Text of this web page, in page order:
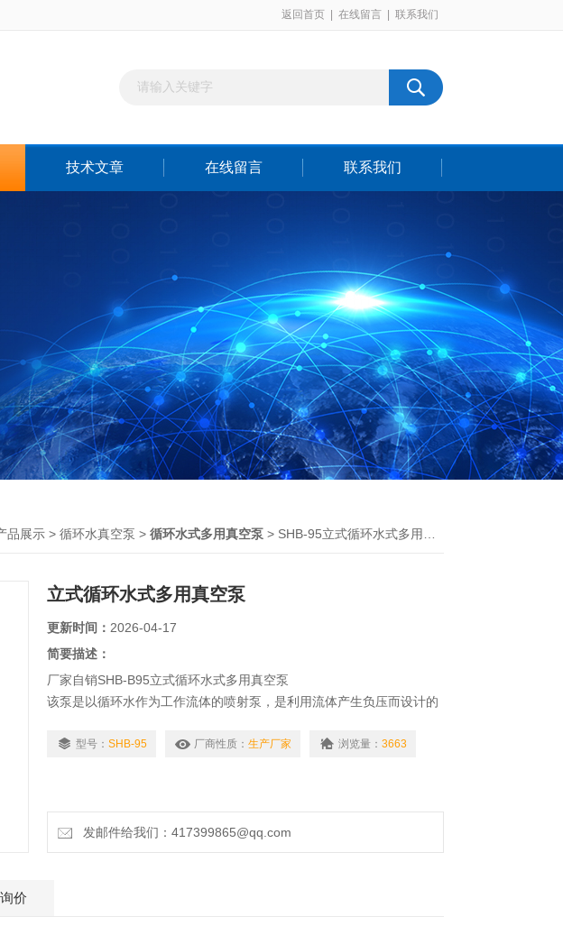
返回首页 在线留言 联系我们
技术文章 在线留言 联系我们
品展示 > 循环水真空泵 > 循环水式多用真空泵 > SHB-95立式循环水式多用真空泵
立式循环水式多用真空泵
更新时间： 2026-04-17
简要描述：
厂家自销SHB-B95立式循环水式多用真空泵
该泵是以循环水作为工作流体的喷射泵，是利用流体产生负压而设计的
在于水压不足或缺水源的实验室更显之*，此泵广泛用于蒸发，蒸馏，干
型号： SHB-95 厂商性质： 生产厂家 浏览量： 3663
发邮件给我们：417399865@qq.com
价